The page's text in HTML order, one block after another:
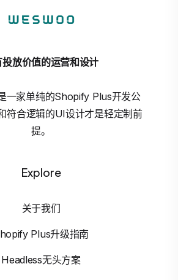
投放价值的运营和设计
一家单纯的Shopify Plus开发公
符合逻辑的UI设计才是轻定制前
提。
Explore
关于我们
Plus升级指南
Headless无头方案